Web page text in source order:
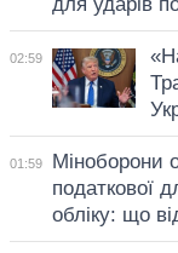
02:59
01:59
Міноборони
податкової
обліку: що